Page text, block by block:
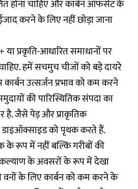
होना चाहिए और कार्बन ऑफसेट के
करने के लिए नहीं छोड़ा जाना
प्रकृति-आधारित समाधानों पर
हमें सचमुच चीजों को बड़े दायरे
कार्बन उत्सर्जन प्रभाव को कम करने
की पारिस्थितिक संपदा का
है. जैसे पेड़ और प्राकृतिक
डाइऑक्साइड को पृथक करते हैं.
के रूप में नहीं बल्कि गरीबों की
के अवसरों के रूप में देखा
वनों के लिए कार्बन को कम करने के